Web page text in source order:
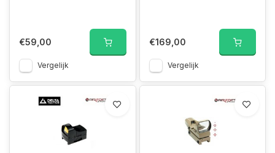
€59,00
Vergelijk
€169,00
Vergelijk